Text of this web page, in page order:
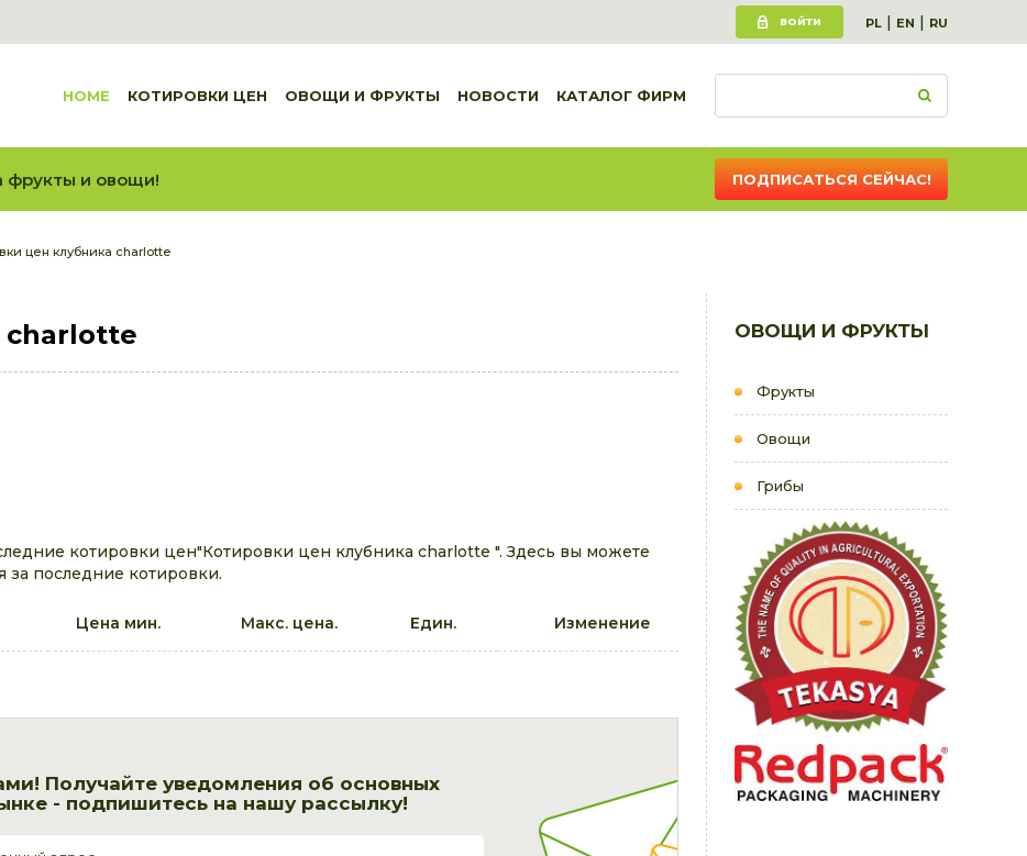
ВОЙТИ PL | EN | RU
HOME КОТИРОВКИ ЦЕН ОВОЩИ И ФРУКТЫ НОВОСТИ КАТАЛОГ ФИРМ
фрукты и овощи! ПОДПИСАТЬСЯ СЕЙЧАС!
цен клубника charlotte
ОВОЩИ И ФРУКТЫ
Фрукты
Овощи
Грибы
charlotte
котировки цен"Котировки цен клубника charlotte ". Здесь вы можете
последние котировки.
Цена мин. Макс. цена. Един. Изменение
Получайте уведомления об основных
- подпишитесь на нашу рассылку!